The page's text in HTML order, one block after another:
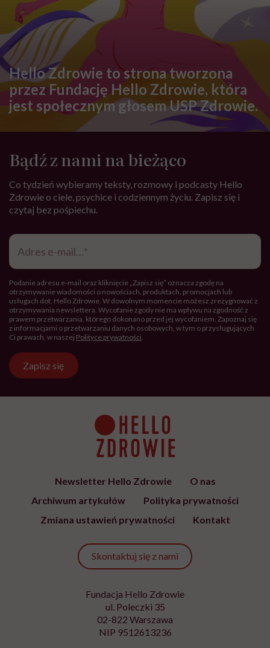
Hello Zdrowie to strona tworzona
przez Fundację Hello Zdrowie, która
jest społecznym głosem USP Zdrowie.
Bądź z nami na bieżąco
Co tydzień wybieramy teksty, rozmowy i podcasty Hello
Zdrowie o ciele, psychice i codziennym życiu. Zapisz się i
czytaj bez pośpiechu.
Adres
mail*
Podanie adresu e-mail oraz kliknięcie „Zapisz się” oznacza zgodę na
otrzymywanie wiadomości o nowościach, produktach, promocjach lub
usługach dot. Hello Zdrowie. W dowolnym momencie możesz zrezygnować z
otrzymywania newslettera. Wycofanie zgody nie ma wpływu na zgodność z
prawem przetwarzania, którego dokonano przed jej wycofaniem. Zapoznaj się
z informacjami o przetwarzaniu danych osobowych, w tym o przysługujących
Ci prawach, w naszej Polityce prywatności.
Zapisz się
Newsletter Hello Zdrowie
O nas
Archiwum artykułów
Polityka prywatności
Zmiana ustawień prywatności
Kontakt
Skontaktuj się z nami
Fundacja Hello Zdrowie
ul. Poleczki 35
02-822 Warszawa
NIP 9512613236